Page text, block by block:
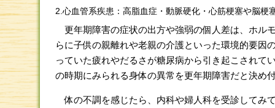
2.心血管系疾患：高脂血症・動脈硬化・心筋梗塞や脳梗
更年期障害の症状の出方や強弱の個人差は、ホル
らに子供の親離れや老親の介護といった環境的要因
っていた疲れやだるさが糖尿病から引き起こされて
の時期にみられる身体の異常を更年期障害だと決め
体の不調を感じたら、内科や婦人科を受診してみ